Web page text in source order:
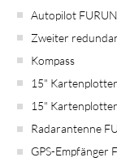
Autopilot
Zweiter
Kompass
15"
15"
Radarantenne
GPS-Empfänger